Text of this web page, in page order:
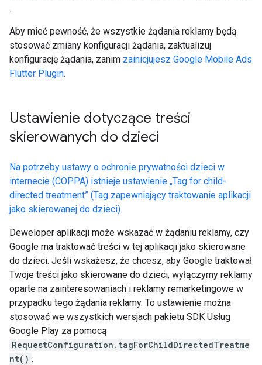
.
Aby mieć pewność, że wszystkie żądania reklamy będą
stosować zmiany konfiguracji żądania, zaktualizuj
konfigurację żądania, zanim zainicjujesz Google Mobile Ads
Flutter Plugin.
Ustawienie dotyczące treści
skierowanych do dzieci
Na potrzeby ustawy o ochronie prywatności dzieci w
internecie (COPPA) istnieje ustawienie „Tag for child-
directed treatment” (Tag zapewniający traktowanie aplikacji
jako skierowanej do dzieci).
Deweloper aplikacji może wskazać w żądaniu reklamy, czy
Google ma traktować treści w tej aplikacji jako skierowane
do dzieci. Jeśli wskażesz, że chcesz, aby Google traktował
Twoje treści jako skierowane do dzieci, wyłączymy reklamy
oparte na zainteresowaniach i reklamy remarketingowe w
przypadku tego żądania reklamy. To ustawienie można
stosować we wszystkich wersjach pakietu SDK Usług
Google Play za pomocą
RequestConfiguration.tagForChildDirectedTreatme
nt() :